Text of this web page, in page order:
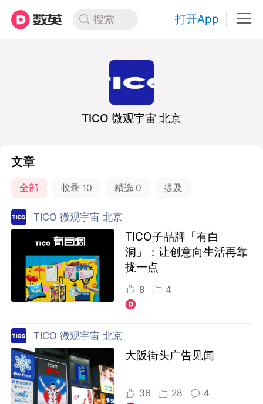
搜索 打开App
TICO 微观宇宙 北京
文章
全部 收录 10 精选 0 提及
TICO 微观宇宙 北京
TICO子品牌「有白
洞」：让创意向生活再靠
拢一点
8 4
TICO 微观宇宙 北京
大阪街头广告见闻
36 28 4